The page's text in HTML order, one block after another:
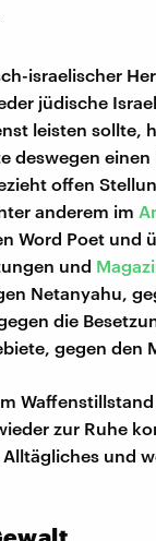
israelischer
jüdische
leisten sollte,
deswegen
offen
anderem im
Word Poet und
und
Netanyahu,
die
gegen den
Waffenstillstand
zur Ruhe
und